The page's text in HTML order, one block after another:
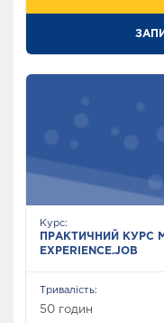
Курс:
ПРАКТИЧНИЙ КУРС
EXPERIENCE.JOB
Тривалість:
50 годин
FRONTEND WЕB
DEVELOPMENT